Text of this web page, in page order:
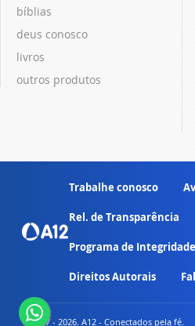
bíblias
deus conosco
livros
outros produtos
Trabalhe conosco
Rel. de Transparência
Programa de Integridade
Direitos Autorais
© 2007 - 2026. A12 - Conectados pela fé.